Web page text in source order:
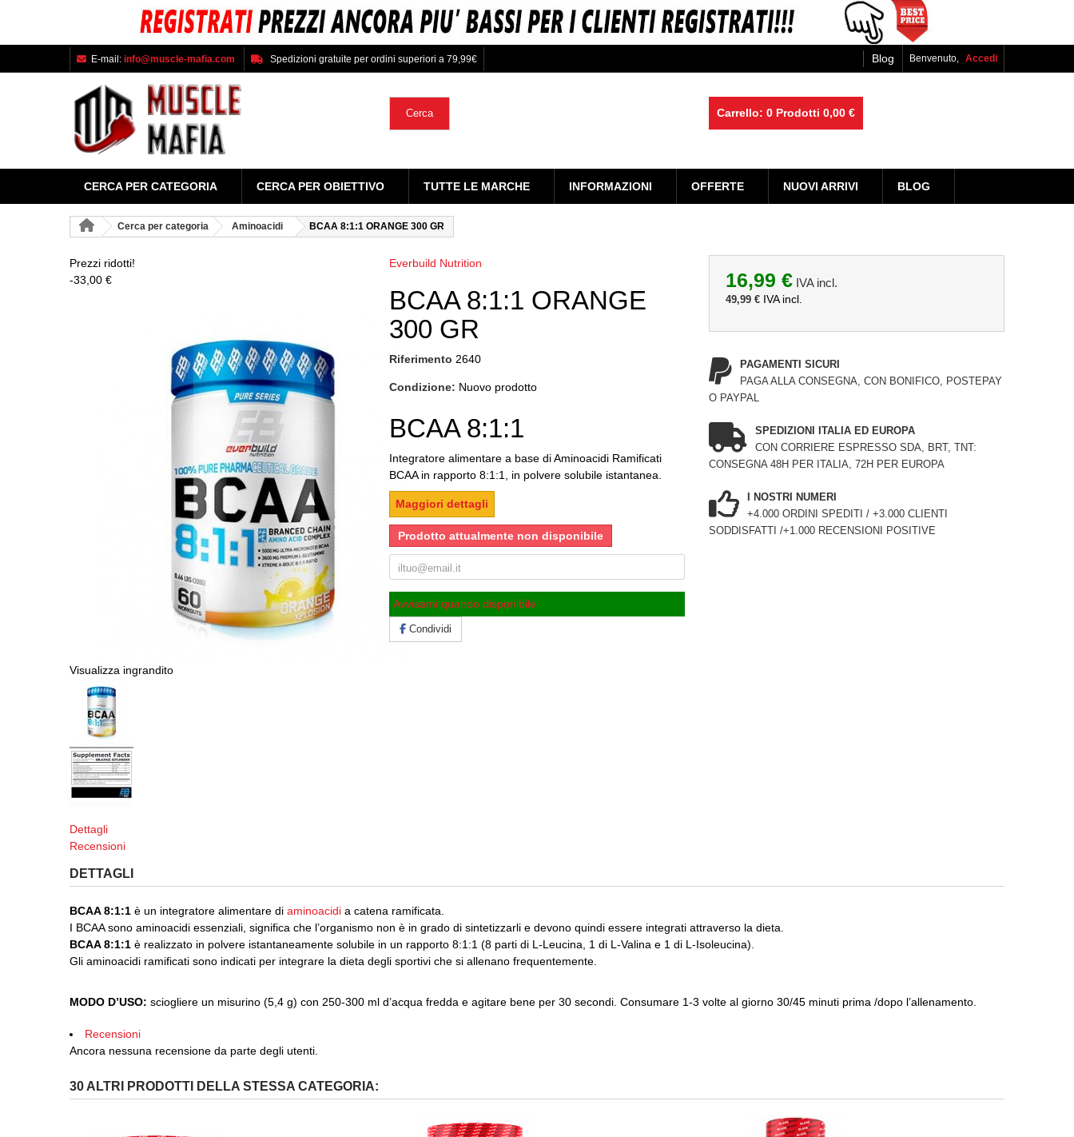
E-mail: info@muscle-mafia.com Spedizioni gratuite per ordini superiori a 79,99€ Blog Benvenuto, Accedi
Carrello: 0 Prodotti 0,00 €
Cerca
CERCA PER CATEGORIA CERCA PER OBIETTIVO TUTTE LE MARCHE INFORMAZIONI OFFERTE NUOVI ARRIVI BLOG
Cerca per categoria Aminoacidi BCAA 8:1:1 ORANGE 300 GR
Prezzi ridotti!
-33,00 €
Visualizza ingrandito
Everbuild Nutrition
BCAA 8:1:1 ORANGE
300 GR
Riferimento 2640
Condizione: Nuovo prodotto
BCAA 8:1:1
Integratore alimentare a base di Aminoacidi Ramificati
BCAA in rapporto 8:1:1, in polvere solubile istantanea.
Maggiori dettagli
Prodotto attualmente non disponibile
Avvisami quando disponibile
Condividi
16,99 €IVA incl.
49,99 €IVA incl.
PAGAMENTI SICURI
PAGA ALLA CONSEGNA, CON BONIFICO, POSTEPAY
O PAYPAL
SPEDIZIONI ITALIA ED EUROPA
CON CORRIERE ESPRESSO SDA, BRT, TNT:
CONSEGNA 48H PER ITALIA, 72H PER EUROPA
I NOSTRI NUMERI
+4.000 ORDINI SPEDITI / +3.000 CLIENTI
SODDISFATTI /+1.000 RECENSIONI POSITIVE
Dettagli
Recensioni
DETTAGLI
BCAA 8:1:1 è un integratore alimentare di aminoacidi a catena ramificata.
I BCAA sono aminoacidi essenziali, significa che l’organismo non è in grado di sintetizzarli e devono quindi essere integrati attraverso la dieta.
BCAA 8:1:1 è realizzato in polvere istantaneamente solubile in un rapporto 8:1:1 (8 parti di L-Leucina, 1 di L-Valina e 1 di L-Isoleucina).
Gli aminoacidi ramificati sono indicati per integrare la dieta degli sportivi che si allenano frequentemente.
MODO D’USO: sciogliere un misurino (5,4 g) con 250-300 ml d’acqua fredda e agitare bene per 30 secondi. Consumare 1-3 volte al giorno 30/45 minuti prima /dopo l’allenamento.
Recensioni
Ancora nessuna recensione da parte degli utenti.
30 ALTRI PRODOTTI DELLA STESSA CATEGORIA: